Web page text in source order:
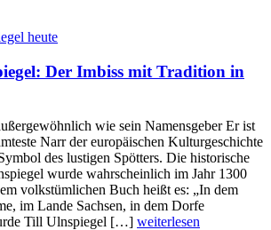
heute
Der Imbiss mit Tradition in
wie sein Namensgeber Er ist
Narr der europäischen Kulturgeschichte
des lustigen Spötters. Die historische
wurde wahrscheinlich im Jahr 1300
volkstümlichen Buch heißt es: „In dem
im Lande Sachsen, in dem Dorfe
Till Ulnspiegel […] weiterlesen